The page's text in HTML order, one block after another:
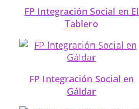
FP Integración Social en El
Tablero
FP Integración Social en
Gáldar